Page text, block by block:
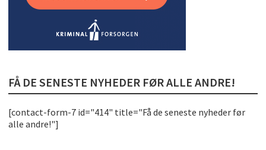
FÅ DE SENESTE NYHEDER FØR ALLE ANDRE!
[contact-form-7 id="414" title="Få de seneste nyheder før
alle andre!"]